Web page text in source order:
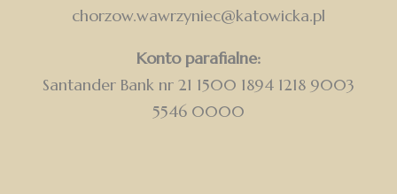
chorzow.wawrzyniec@katowicka.pl
Konto parafialne:
Santander Bank nr 21 1500 1894 1218 9003
5546 0000